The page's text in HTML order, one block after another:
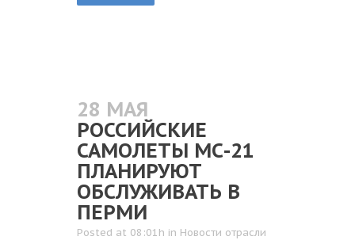
28 МАЯ
РОССИЙСКИЕ
САМОЛЕТЫ МС-21
ПЛАНИРУЮТ
ОБСЛУЖИВАТЬ В
ПЕРМИ
Posted at 08:01h in Новости отрасли